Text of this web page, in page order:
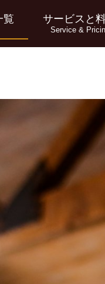
覧 サービスと
Service &